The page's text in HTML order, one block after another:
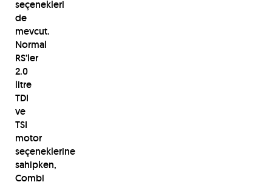
seçenekleri
de
mevcut.
Normal
RS’ler
2.0
litre
TDI
ve
TSI
motor
seçeneklerine
sahipken,
Combi